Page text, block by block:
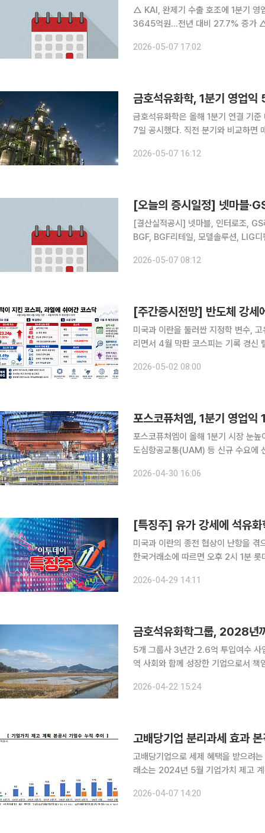
△ KAI, 완제기 수출 호조에 1분기 영업이익 전년
3645억원…전년 대비 27.7% 증가 △ 대동그룹, 2030년 매출 3조5000억원 목표…북미·유럽 신
이익 6.8% 증가 △ CJ ENM,
2026-05-07 17:02
금호석유화학, 1분기 영업
금호석유화학은 올해 1분기 연결 기
7일 공시했다. 직전 분기와 비교하
복과 제품 스프레드 확대에도 3월 핵
2026-05-07 16:12
[오늘의 증시일정] 넷마블
[결산실적공시] 넷마블, 인터로조,
BGF, BGF리테일, 모델솔루션, LIG
에이로직스, 한국수출포장공업, 씨엔
2026-05-07 08:12
미국과 이란을 둘러싼 지정학 변수,
리면서 4월 막판 코스피는 기록 경신
실적 시즌이 이어지면서 종가 기준
2026-05-02 08:00
포스코퓨처엠, 1분기 영업
포스코퓨처엠이 올해 1분기 시장 눈
도심항공교통(UAM) 등 신규 수요에 선제
매출은 35.9% 증가했고, 영업이익은
2026-04-30 16:06
미국과 이란의 종전 협상이 난항을 겪
한국거래소에 따르면 오후 2시 1분
기록하고 있다. SK이노베이션
2026-04-29 14:11
금호석유화학그룹, 2028년
5개 그룹사 3년간 2.6억 투입여수 사
역 사회와 함께 성장한 기업으로서 책임 다할 것” 금호석유화학그룹이 전남
화학그룹은 땡스카본과 협력해 여수
2026-04-22 15:24
고배당기업 분리과세 효과
고배당기업으로 세제 혜택을 받으려는 기
래소는 2024년 5월 기업가치 제고
405사가 고배당기업에 해당한다. 세
2026-04-07 14:20